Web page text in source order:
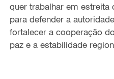
quertrabalhar em estreita
para defender a
fortalecer a cooperação
paz e a estabilidade